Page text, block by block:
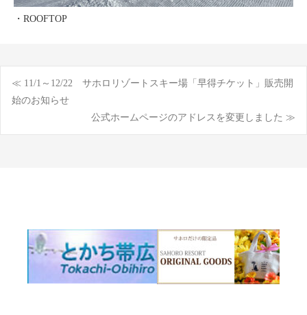
・ROOFTOP
投
稿
ゲ
≪ 11/1～12/22 サホロリゾートスキー場「早得チケット」販売開
始のお知らせ
公式ホームページのアドレスを変更しました ≫